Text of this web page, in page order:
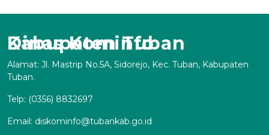
Dinas Kominfo Kabupaten Tuban
Alamat: Jl. Mastrip No.5A, Sidorejo, Kec. Tuban, Kabupaten
Tuban.
Telp: (0356) 8832697
Email: diskominfo@tubankab.go.id